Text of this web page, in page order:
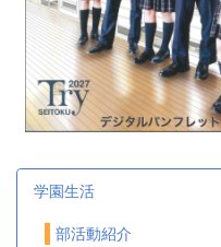
学園生活
部活動紹介